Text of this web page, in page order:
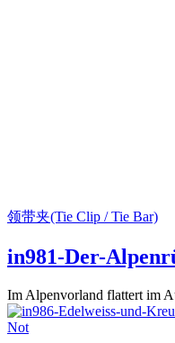
领带夹(Tie Clip / Tie Bar)
in981-Der-
Im Alpenvorland flattert im